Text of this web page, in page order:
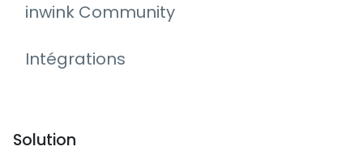
inwink Community
Intégrations
Solution